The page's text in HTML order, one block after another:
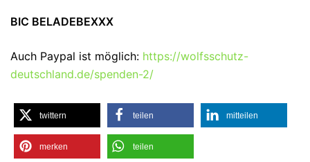
BIC BELADEBEXXX
Auch Paypal ist möglich: https://wolfsschutz-
deutschland.de/spenden-2/
twittern teilen mitteilen
merken teilen